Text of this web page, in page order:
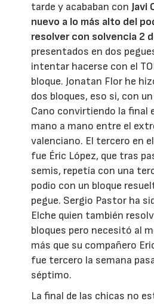
tarde y acababan con Javi
nuevo a lo más alto del
resolver con solvencia 2
presentados en dos
intentar hacerse con el
bloque. Jonatan Flor he
dos bloques, eso si, con
Cano convirtiendo la final
mano a mano entre el
valenciano. El tercero en
fue Éric López, que tras
semis, repetía con una
podio con un bloque
pegue. Sergio Pastor ha
Elche quien también
bloques pero necesitó al
más que su compañero
fue tercero la semana
séptimo.
La final de las chicas no